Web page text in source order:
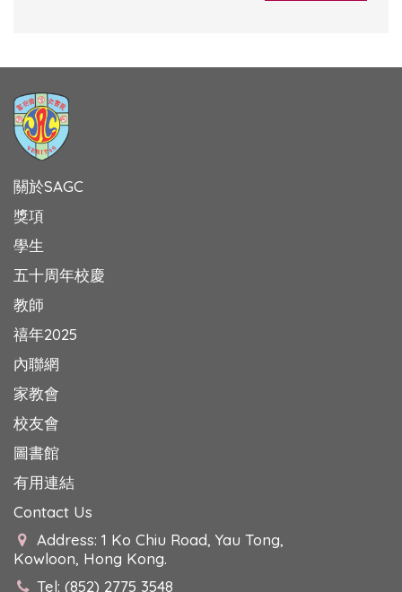
關於SAGC
獎項
學生
五十周年校慶
教師
禧年2025
內聯網
家教會
校友會
圖書館
有用連結
Contact Us
Address: 1 Ko Chiu Road, Yau Tong,
Kowloon, Hong Kong.
Tel: (852) 2775 3548